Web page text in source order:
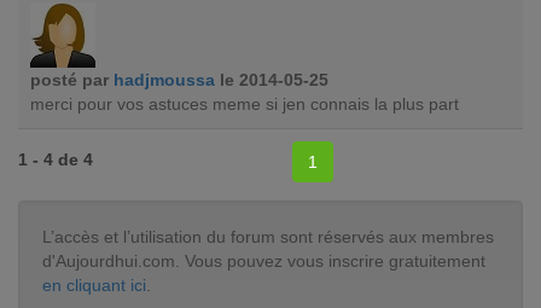
posté par hadjmoussa le 2014-05-25
merci pour vos astuces meme si jen connais la plus part
1 - 4 de 4 1
L’accès et l’utilisation du forum sont réservés aux membres
d'Aujourdhui.com. Vous pouvez vous inscrire gratuitement
en cliquant ici.